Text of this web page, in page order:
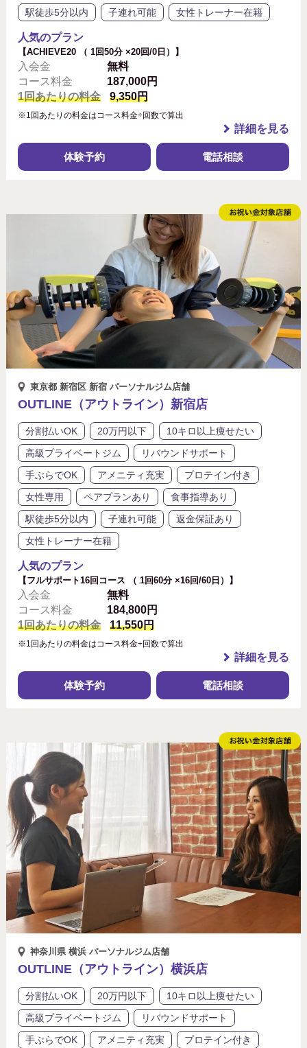
駅徒歩5分以内
子連れ可能 女性トレーナー在籍
人気のプラン
【ACHIEVE20 （ 1回50分 ×20回/0日）】
入会金
無料
コース料金
187,000円
1回あたりの料金
9,350円
※1回あたりの料金はコース料金÷回数で算出
詳細を見る
体験予約 電話相談
東京都 新宿区 新宿 パーソナルジム店舗
OUTLINE（アウトライン）新宿店
分割払いOK 20万円以下
10キロ以上痩せたい
高級プライベートジム
リバウンドサポート
手ぶらでOK
アメニティ充実
プロテイン付き
女性専用
ペアプランあり
食事指導あり
駅徒歩5分以内
子連れ可能
返金保証あり
女性トレーナー在籍
人気のプラン
【フルサポート16回コース （ 1回60分 ×16回/60日）】
入会金
無料
コース料金
184,800円
1回あたりの料金
11,550円
※1回あたりの料金はコース料金÷回数で算出
詳細を見る
体験予約 電話相談
神奈川県 横浜 パーソナルジム店舗
OUTLINE（アウトライン）横浜店
分割払いOK 20万円以下
10キロ以上痩せたい
高級プライベートジム
リバウンドサポート
手ぶらでOK
アメニティ充実 プロテイン付き